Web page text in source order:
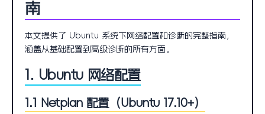
南
本文提供了 Ubuntu 系统下网络配置和诊断的完整指南，
涵盖从基础配置到高级诊断的所有方面。
1. Ubuntu 网络配置
1.1 Netplan 配置（Ubuntu 17.10+）